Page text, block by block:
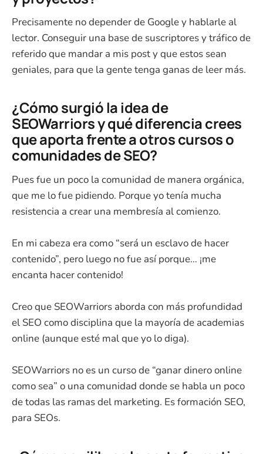
Precisamente no depender de Google y hablarle al
lector. Conseguir una base de suscriptores y tráfico de
referido que mandar a mis post y que estos sean
geniales, para que la gente tenga ganas de leer más.
¿Cómo surgió la idea de
SEOWarriors y qué diferencia crees
que aporta frente a otros cursos o
comunidades de SEO?
Pues fue un poco la comunidad de manera orgánica,
que me lo fue pidiendo. Porque yo tenía mucha
resistencia a crear una membresía al comienzo.
En mi cabeza era como “será un esclavo de hacer
contenido”, pero luego no fue así porque… ¡me
encanta hacer contenido!
Creo que SEOWarriors aborda con más profundidad
el SEO como disciplina que la mayoría de academias
online (aunque esté mal que yo lo diga).
SEOWarriors no es un curso de “ganar dinero online
como sea” o una comunidad donde se habla un poco
de todas las ramas del marketing. Es formación SEO,
para SEOs.